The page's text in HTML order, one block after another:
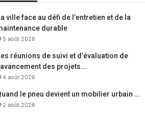
ville face au défi de l’entretien et de la
durable
5 août 2026
réunions de suivi et d’évaluation de
des projets…
4 août 2026
le pneu devient un mobilier urbain …
2 août 2026